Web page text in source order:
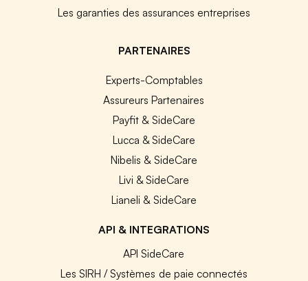
Les garanties des assurances entreprises
PARTENAIRES
Experts-Comptables
Assureurs Partenaires
Payfit & SideCare
Lucca & SideCare
Nibelis & SideCare
Livi & SideCare
Lianeli & SideCare
API & INTEGRATIONS
API SideCare
Les SIRH / Systèmes de paie connectés